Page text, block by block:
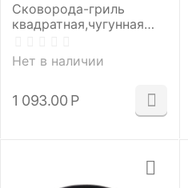
Сковорода-гриль
квадратная,чугунная
Нет в наличии
1 093.00 Р